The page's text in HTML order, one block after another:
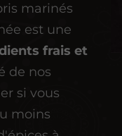
marinés
est une
frais et
de nos
si vous
moins